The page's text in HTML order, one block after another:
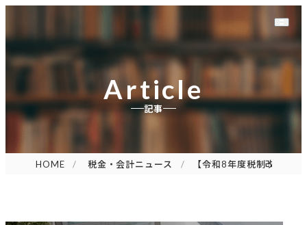
Article
記事
HOME 税金・会計ニュース 【令和8年度税制改正解